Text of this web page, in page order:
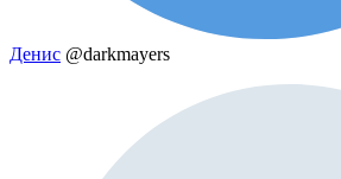
Денис @darkmayers